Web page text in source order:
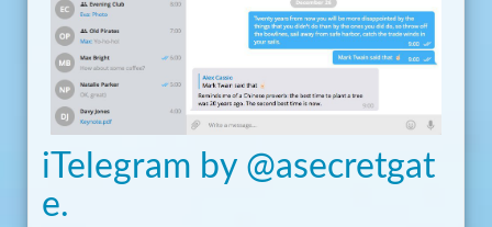
iTelegram by @asecretgat
e.